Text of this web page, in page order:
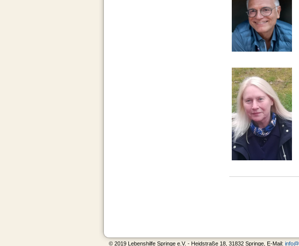
© 2019 Lebenshilfe Springe e.V. - Heidstraße 18, 31832 Springe, E-Mail: